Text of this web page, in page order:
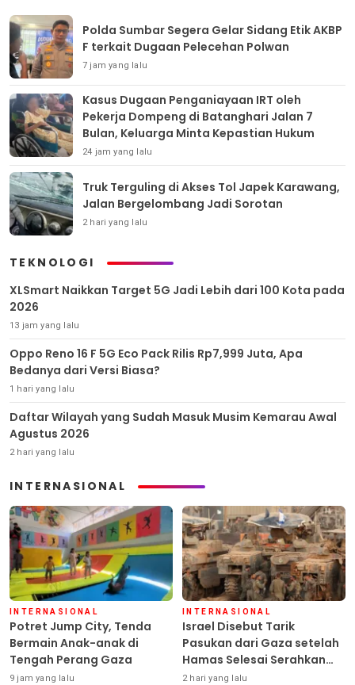
Polda Sumbar Segera Gelar Sidang Etik AKBP
F terkait Dugaan Pelecehan Polwan
7 jam yang lalu
Kasus Dugaan Penganiayaan IRT oleh
Pekerja Dompeng di Batanghari Jalan 7
Bulan, Keluarga Minta Kepastian Hukum
24 jam yang lalu
Truk Terguling di Akses Tol Japek Karawang,
Jalan Bergelombang Jadi Sorotan
2 hari yang lalu
TEKNOLOGI
XLSmart Naikkan Target 5G Jadi Lebih dari 100 Kota pada
2026
13 jam yang lalu
Oppo Reno 16 F 5G Eco Pack Rilis Rp7,999 Juta, Apa
Bedanya dari Versi Biasa?
1 hari yang lalu
Daftar Wilayah yang Sudah Masuk Musim Kemarau Awal
Agustus 2026
2 hari yang lalu
INTERNASIONAL
INTERNASIONAL
Potret Jump City, Tenda
Bermain Anak-anak di
Tengah Perang Gaza
9 jam yang lalu
INTERNASIONAL
Israel Disebut Tarik
Pasukan dari Gaza setelah
Hamas Selesai Serahkan
Senjata
2 hari yang lalu